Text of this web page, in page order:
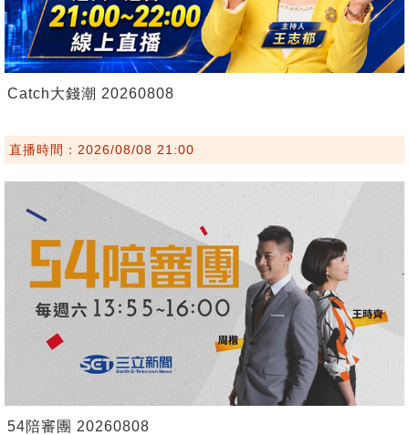
Catch大錢潮 20260808
直播時間：2026/08/08 21:00
54陪審團 20260808